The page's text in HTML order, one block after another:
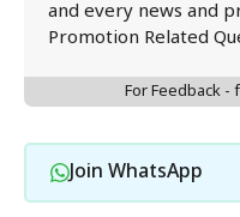
and every news and
Promotion Related
For Feedback -
Join WhatsApp